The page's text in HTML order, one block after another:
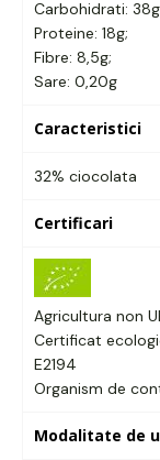
Carbohidrati:
Proteine: 18g;
Fibre: 8,5g;
Sare: 0,20g
Caracteristici
32% ciocolata
Certificari
Agricultura non
Certificat
E2194
Organism de
Modalitate de